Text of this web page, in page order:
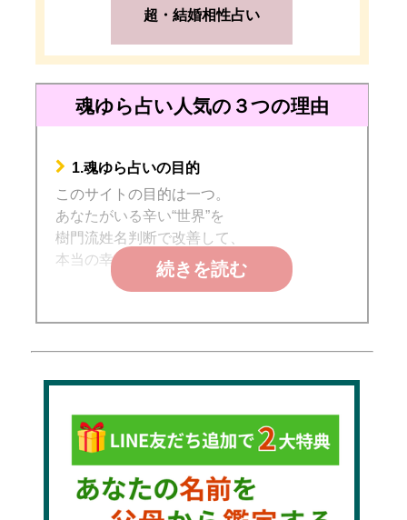
超・結婚相性占い
魂ゆら占い人気の３つの理由
1.魂ゆら占いの目的
このサイトの目的は一つ。
あなたがいる辛い“世界”を
樹門流姓名判断で改善して、
本当の幸せにたどり着くことです。
続きを読む